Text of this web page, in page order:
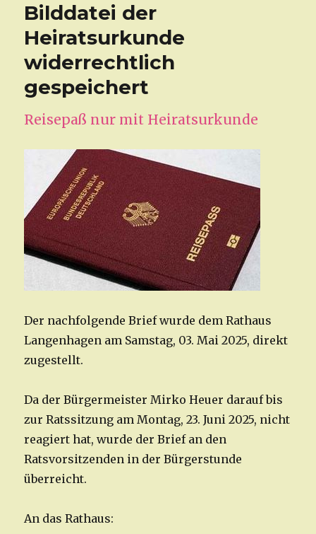
Bilddatei der
Heiratsurkunde
widerrechtlich
gespeichert
Reisepaß nur mit Heiratsurkunde
Der nachfolgende Brief wurde dem Rathaus
Langenhagen am Samstag, 03. Mai 2025, direkt
zugestellt.
Da der Bürgermeister Mirko Heuer darauf bis
zur Ratssitzung am Montag, 23. Juni 2025, nicht
reagiert hat, wurde der Brief an den
Ratsvorsitzenden in der Bürgerstunde
überreicht.
An das Rathaus: